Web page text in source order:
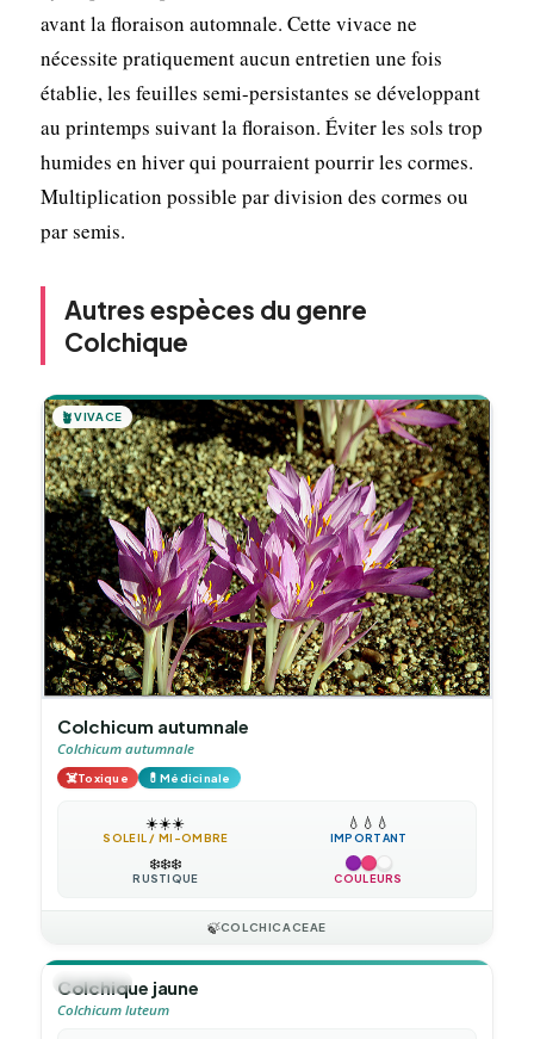
avant la floraison automnale. Cette vivace ne
nécessite pratiquement aucun entretien une fois
établie, les feuilles semi-persistantes se développant
au printemps suivant la floraison. Éviter les sols trop
humides en hiver qui pourraient pourrir les cormes.
Multiplication possible par division des cormes ou
par semis.
Autres espèces du genre
Colchique
🪴VIVACE
Colchicum autumnale
Colchicum autumnale
☠️Toxique 💊Médicinale
☀️☀️☀️
SOLEIL / MI-OMBRE
💧 💧 💧
IMPORTANT
❄️❄️❄️
RUSTIQUE COULEURS
🍃COLCHICACEAE
🪴VIVACE
Colchique jaune
Colchicum luteum